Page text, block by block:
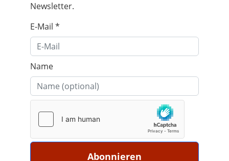
Newsletter.
E-Mail*
Name